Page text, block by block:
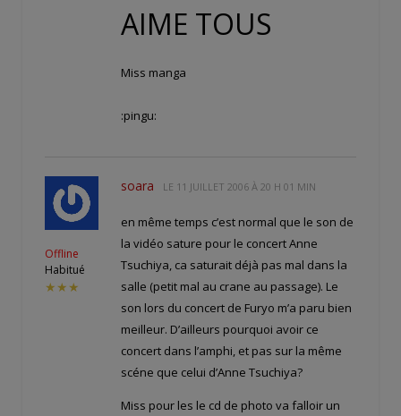
AIME TOUS
Miss manga
:pingu:
Offline
Habitué
★★★
soara LE 11 JUILLET 2006 À 20 H 01 MIN
en même temps c’est normal que le son de
la vidéo sature pour le concert Anne
Tsuchiya, ca saturait déjà pas mal dans la
salle (petit mal au crane au passage). Le
son lors du concert de Furyo m’a paru bien
meilleur. D’ailleurs pourquoi avoir ce
concert dans l’amphi, et pas sur la même
scéne que celui d’Anne Tsuchiya?
Miss pour les le cd de photo va falloir un